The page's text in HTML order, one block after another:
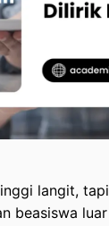
langit, tapi
beasiswa luar